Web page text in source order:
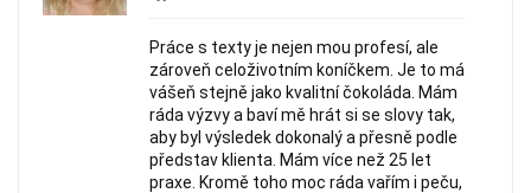
Práce s texty je nejen mou profesí, ale
zároveň celoživotním koníčkem. Je to má
vášeň stejně jako kvalitní čokoláda. Mám
ráda výzvy a baví mě hrát si se slovy tak,
aby byl výsledek dokonalý a přesně podle
představ klienta. Mám více než 25 let
praxe. Kromě toho moc ráda vařím i peču,